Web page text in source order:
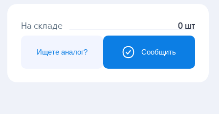
На складе 0 шт
Сообщить
Ищете аналог?